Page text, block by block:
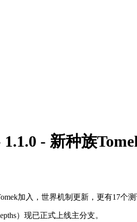
- 新种族
加入，世界机制更新，更有17
）现已正式上线主分支。